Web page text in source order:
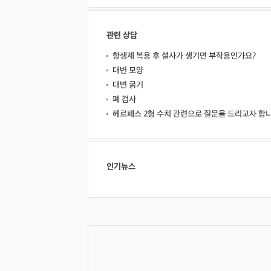
관련 상담
항생제 복용 후 설사가 생기면 부작용인가요?
대변 모양
대변 굵기
폐 검사
헤르페스 2형 수치 관련으로 질문을 드리고자 합
인기뉴스